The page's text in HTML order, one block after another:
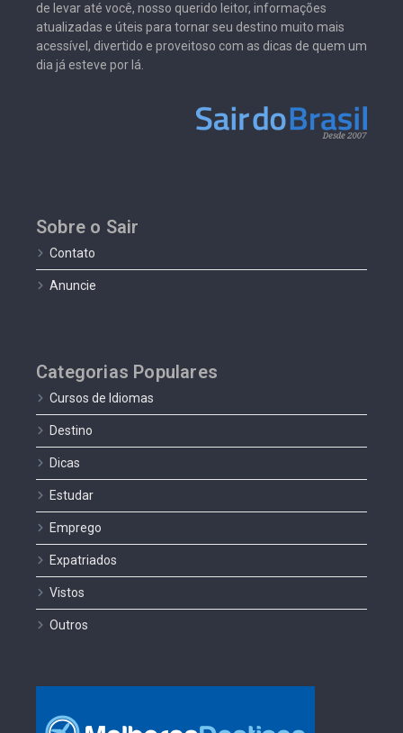
de levar até você, nosso querido leitor, informações
atualizadas e úteis para tornar seu destino muito mais
acessível, divertido e proveitoso com as dicas de quem um
dia já esteve por lá.
Sobre o Sair
Contato
Anuncie
Categorias Populares
Cursos de Idiomas
Destino
Dicas
Estudar
Emprego
Expatriados
Vistos
Outros